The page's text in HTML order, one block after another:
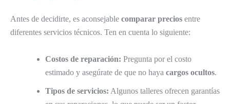
Antes de decidirte, es aconsejable comparar precios entre
diferentes servicios técnicos. Ten en cuenta lo siguiente:
Costos de reparación: Pregunta por el costo
estimado y asegúrate de que no haya cargos ocultos.
Tipos de servicios: Algunos talleres ofrecen garantías